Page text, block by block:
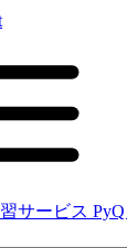
サービス